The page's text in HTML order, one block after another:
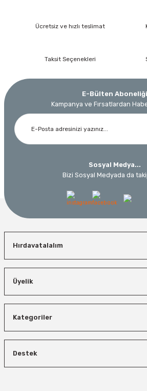
Ücretsiz ve hızlı teslimat
Taksit Seçenekleri
E-Bülten Aboneliği
Kampanya ve Fırsatlardan
Sosyal Medya...
Bizi Sosyal Medyada da
Hırdavatalalım
Üyelik
Kategoriler
Destek